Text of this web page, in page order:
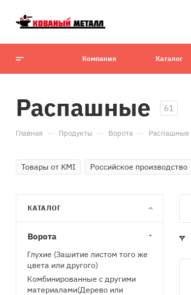
Компания Каталог
Распашные 61
Главная — Продукты — Ворота — Распашные
Товары от KMI Российское производство
КАТАЛОГ
Ворота
Глухие (Зашитие листом того же
цвета или другого)
Комбинированные с другими
материалами(Дерево или